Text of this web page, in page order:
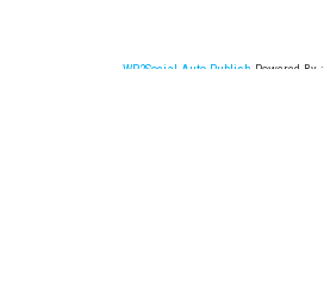
WP2Social Auto Publish Powered By :